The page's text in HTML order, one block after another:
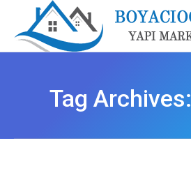
Tag Archives: